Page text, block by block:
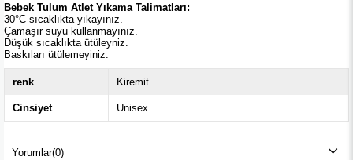
Bebek Tulum Atlet Yıkama Talimatları:
30°C sıcaklıkta yıkayınız.
Çamaşır suyu kullanmayınız.
Düşük sıcaklıkta ütüleyniz.
Baskıları ütülemeyiniz.
renk Kiremit
Cinsiyet Unisex
Yorumlar(0)